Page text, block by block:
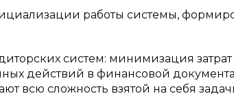
работы системы,
систем: минимизация
действий в финансовой
всю сложность взятой на себя